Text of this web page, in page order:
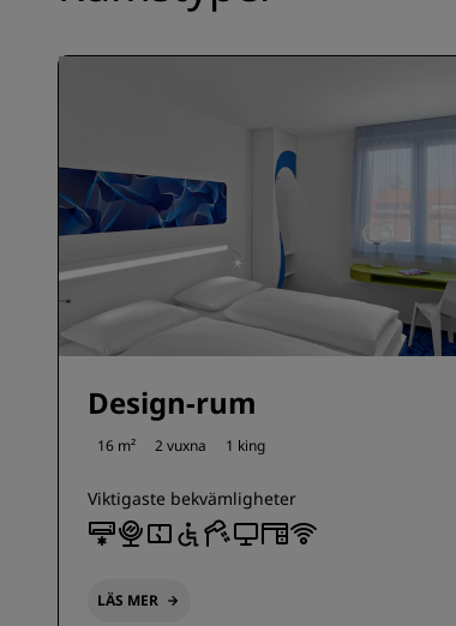
Design-rum
16 m² 2 vuxna 1 king
Viktigaste bekvämligheter
LÄS MER